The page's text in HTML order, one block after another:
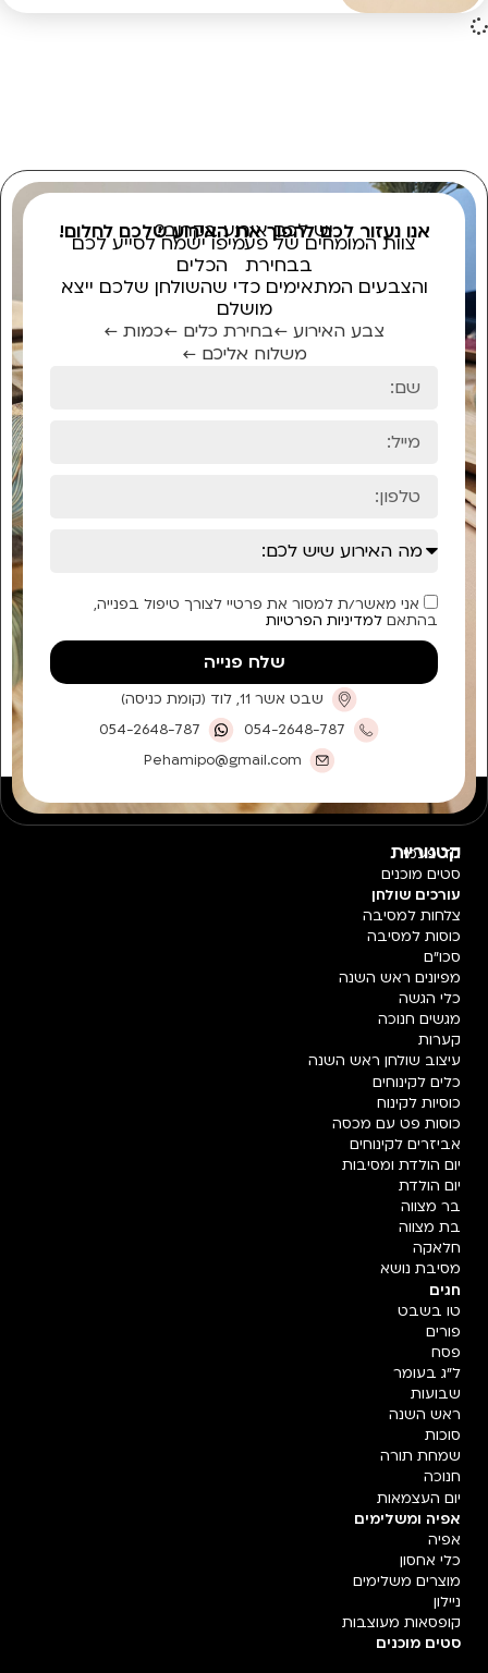
יש לכם אירוע בקרוב?
אנו נעזור לכם להפוך את האירוע שלכם לחלום!
צוות המומחים של פעמיפו ישמח לסייע לכם
בבחירת הכלים
והצבעים המתאימים כדי שהשולחן שלכם ייצא
מושלם
צבע האירוע ←בחירת כלים ←כמות ←
משלוח אליכם ←
אני מאשר/ת למסור את פרטיי לצורך טיפול בפנייה,
בהתאם למדיניות הפרטיות
שלח פנייה
שבט אשר 11, לוד (קומת כניסה)
054-2648-787
054-2648-787
Pehamipo@gmail.com
קטגוריות
חד פעמי
סטים מוכנים
עורכים שולחן
צלחות למסיבה
כוסות למסיבה
סכו"ם
מפיונים ראש השנה
כלי הגשה
מגשים חנוכה
קערות
עיצוב שולחן ראש השנה
כלים לקינוחים
כוסיות לקינוח
כוסות פט עם מכסה
אביזרים לקינוחים
יום הולדת ומסיבות
יום הולדת
בר מצווה
בת מצווה
חלאקה
מסיבת נושא
חגים
טו בשבט
פורים
פסח
ל"ג בעומר
שבועות
ראש השנה
סוכות
שמחת תורה
חנוכה
יום העצמאות
אפיה ומשלימים
אפיה
כלי אחסון
מוצרים משלימים
ניילון
קופסאות מעוצבות
סטים מוכנים